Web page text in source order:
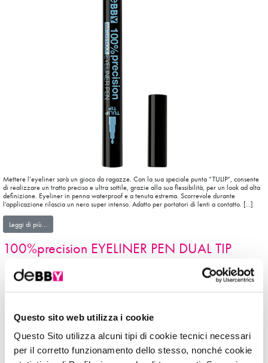
Questo sito web utilizza i cookie
Questo Sito utilizza alcuni tipi di cookie tecnici necessari
per il corretto funzionamento dello stesso, nonché cookie
Mettere l’eyeliner sarà un gioco da ragazze. Con la sua speciale punta “TULIP”, consente
di realizzare un tratto preciso e ultra sottile, grazie alla sua flessibilità, per un look ad alta
definizione. Eyeliner in penna waterproof e a tenuta estrema. Scorrevole durante
l’applicazione rilascia un nero super intenso. Adatto per portatori di lenti a contatto. […]
Leggi di più…
100%precision EYELINER PEN DUAL TIP